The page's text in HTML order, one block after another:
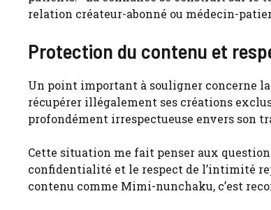
relation créateur-abonné ou médecin-
Protection du contenu et
Un point important à souligner concerne
récupérer illégalement ses créations
profondément irrespectueuse envers son
Cette situation me fait penser aux
confidentialité et le respect de l’intimité
contenu comme Mimi-nunchaku, c’est